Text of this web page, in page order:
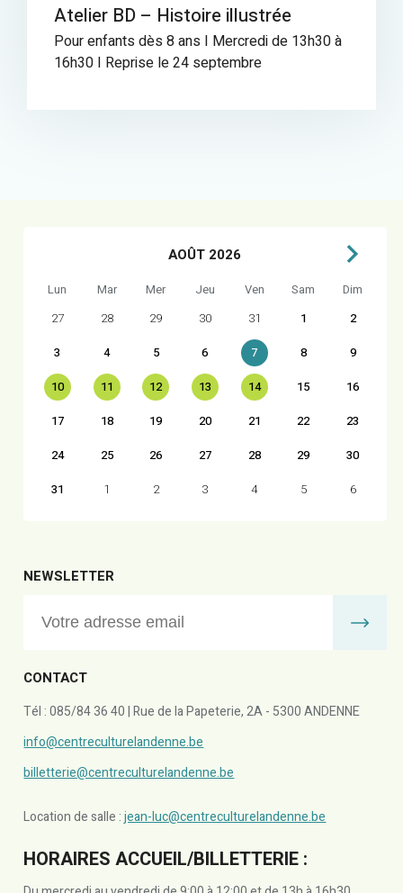
Atelier BD – Histoire illustrée
Pour enfants dès 8 ans I Mercredi de 13h30 à
16h30 I Reprise le 24 septembre
AOÛT 2026
Lun Mar Mer Jeu Ven Sam
Dim
27
28 29 30 31 1
2
3
4 5 6 7 8
9
10
11 12 13 14 15
16
17
18 19 20 21 22
23
24
25 26 27 28 29
30
31
1 2 3 4 5 6
NEWSLETTER
CONTACT
Tél : 085/84 36 40 | Rue de la Papeterie, 2A - 5300 ANDENNE
info@centreculturelandenne.be
billetterie@centreculturelandenne.be
Location de salle :jean-luc@centreculturelandenne.be
HORAIRES ACCUEIL/BILLETTERIE :